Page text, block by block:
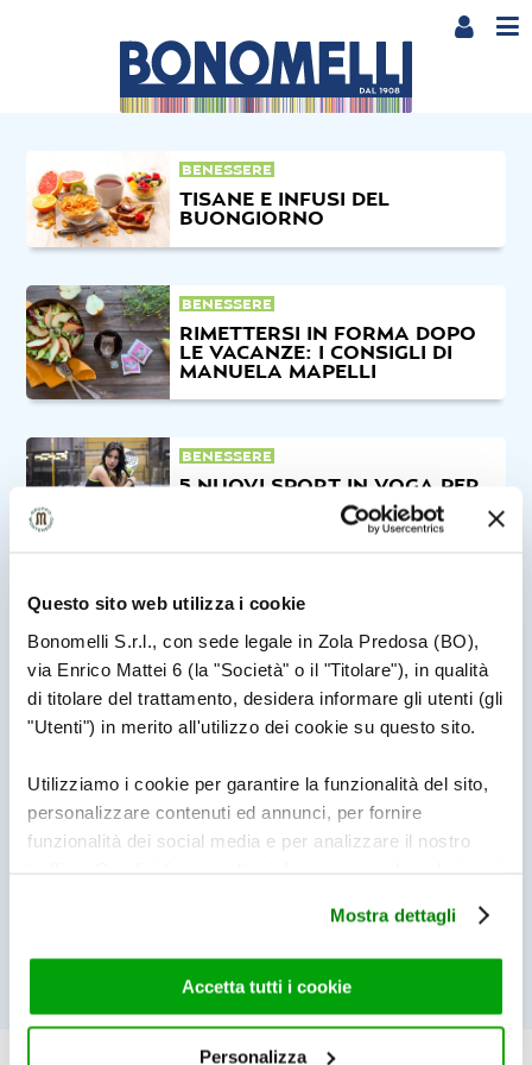
Questo sito web utilizza i cookie
Bonomelli S.r.l., con sede legale in Zola Predosa (BO),
via Enrico Mattei 6 (la "Società" o il "Titolare"), in qualità
di titolare del trattamento, desidera informare gli utenti (gli
"Utenti") in merito all'utilizzo dei cookie su questo sito.
Utilizziamo i cookie per garantire la funzionalità del sito,
personalizzare contenuti ed annunci, per fornire
funzionalità dei social media e per analizzare il nostro
di analisi dei dati web, pubblicità e social media, i quali
potrebbero combinarle con altre informazioni che ha
fornito loro o che hanno raccolto dal suo utilizzo dei loro
servizi. Per maggiori informazioni circa l’utilizzo dei
Mostra dettagli
Accetta tutti i cookie
Personalizza
BENESSERE
TISANE E INFUSI DEL
BUONGIORNO
BENESSERE
RIMETTERSI IN FORMA DOPO
LE VACANZE: I CONSIGLI DI
MANUELA MAPELLI
BENESSERE
5 NUOVI SPORT IN VOGA PER
L’AUTUNNO 2019
AL MARE O IN PISCINA
BENESSERE
DELL’ABBRONZATURA